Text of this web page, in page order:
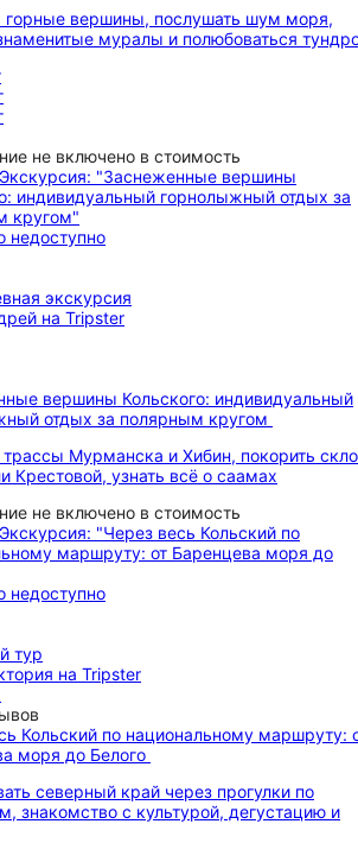
горные вершины, послушать шум моря,
муралы и полюбоваться
не включено в стоимость
недоступно
экскурсия
вершины Кольского: индивидуальный
отдых за полярным кругом
трассы Мурманска и Хибин, покорить
Крестовой, узнать всё о саамах
не включено в стоимость
недоступно
тур
Кольский по национальному маршруту:
моря до Белого
северный край через прогулки по
знакомство с культурой, дегустацию и